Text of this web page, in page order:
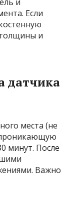
Если
и
датчика
места (не
проникающую
минут. После
Важно